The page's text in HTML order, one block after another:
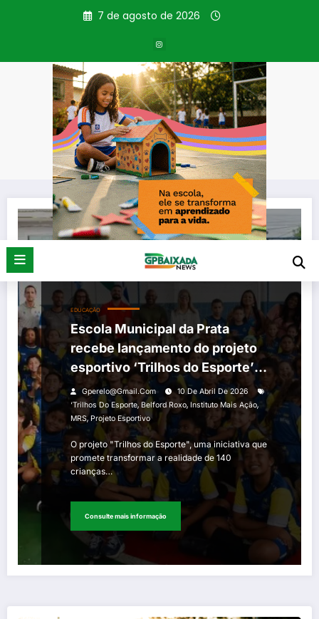
7 de agosto de 2026
Tag: projeto esportivo
Página inicial projeto esportivo
EDUCAÇÃO
Escola Municipal da Prata
recebe lançamento do projeto
esportivo ‘Trilhos do Esporte’
em parceria com o Instituto
Mais Ação e a MRS
Gperelo@gmail.com
10 De Abril De 2026
‘Trilhos Do Esporte, Belford Roxo, Instituto Mais Ação,
MRS, Projeto Esportivo
O projeto "Trilhos do Esporte", uma iniciativa que
promete transformar a realidade de 140
crianças…
Consulte mais informação